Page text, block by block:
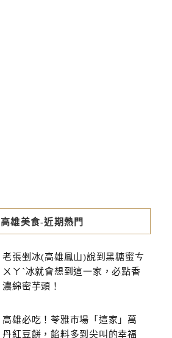
高雄美食-近期熱門
老張剉冰(高雄鳳山)說到黑糖蜜ㄘ
ㄨㄚˋ冰就會想到這一家，必點香
濃綿密芋頭！
高雄必吃！苓雅市場「這家」萬
丹紅豆餅，餡料多到尖叫的幸福